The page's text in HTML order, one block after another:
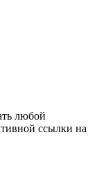
любой
ссылки на